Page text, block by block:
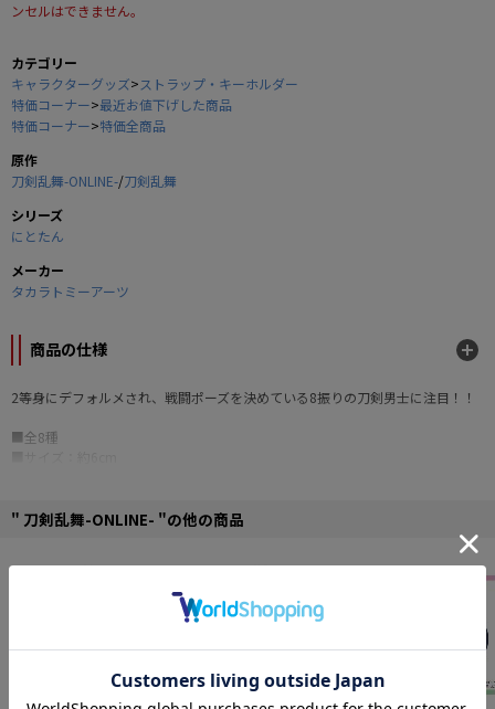
ンセルはできません。
カテゴリー
キャラクターグッズ>ストラップ・キーホルダー
特価コーナー>最近お値下げした商品
特価コーナー>特価全商品
原作
刀剣乱舞-ONLINE-/刀剣乱舞
シリーズ
にとたん
メーカー
タカラトミーアーツ
商品の仕様
2等身にデフォルメされ、戦闘ポーズを決めている8振りの刀剣男士に注目！！
■全8種
" 刀剣乱舞-ONLINE- "の他の商品